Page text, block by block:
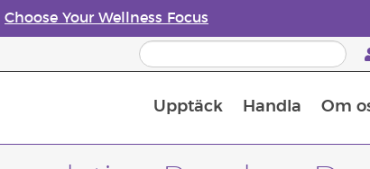
Choose Your Wellness Focus
Upptäck Handla Om